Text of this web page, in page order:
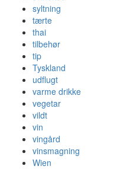
syltning
tærte
thai
tilbehør
tip
Tyskland
udflugt
varme drikke
vegetar
vildt
vin
vingård
vinsmagning
Wien